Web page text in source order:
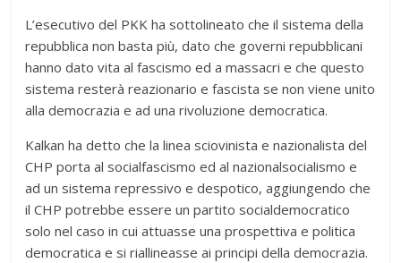
L’esecutivo del PKK ha sottolineato che il sistema della
repubblica non basta più, dato che governi repubblicani
hanno dato vita al fascismo ed a massacri e che questo
sistema resterà reazionario e fascista se non viene unito
alla democrazia e ad una rivoluzione democratica.
Kalkan ha detto che la linea sciovinista e nazionalista del
CHP porta al socialfascismo ed al nazionalsocialismo e
ad un sistema repressivo e despotico, aggiungendo che
il CHP potrebbe essere un partito socialdemocratico
solo nel caso in cui attuasse una prospettiva e politica
democratica e si riallineasse ai principi della democrazia.